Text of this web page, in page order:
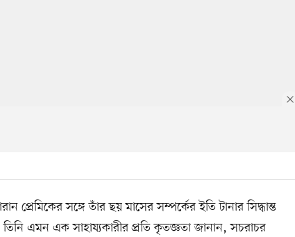
প্রেমিকের সঙ্গে তাঁর ছয় মাসের সম্পর্কের ইতি টানার সিদ্ধান্ত
তিনি এমন এক সাহায্যকারীর প্রতি কৃতজ্ঞতা জানান, সচরাচর